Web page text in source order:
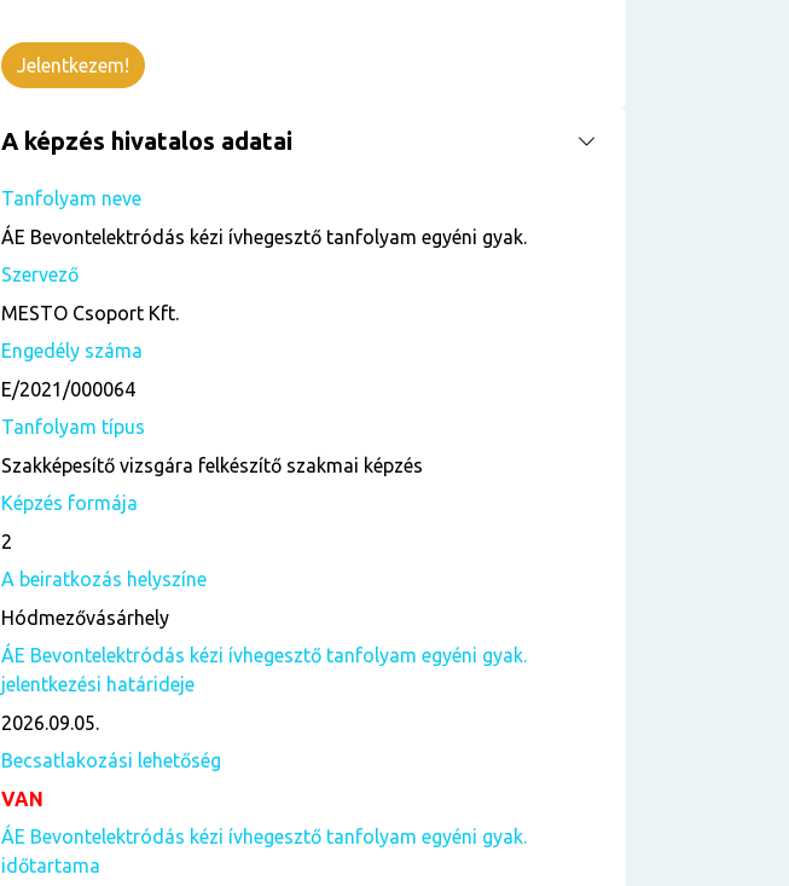
Jelentkezem!
A képzés hivatalos adatai
Tanfolyam neve
ÁE Bevontelektródás kézi ívhegesztő tanfolyam egyéni gyak.
Szervező
MESTO Csoport Kft.
Engedély száma
E/2021/000064
Tanfolyam típus
Szakképesítő vizsgára felkészítő szakmai képzés
Képzés formája
2
A beiratkozás helyszíne
Hódmezővásárhely
ÁE Bevontelektródás kézi ívhegesztő tanfolyam egyéni gyak.
jelentkezési határideje
2026.09.05.
Becsatlakozási lehetőség
VAN
ÁE Bevontelektródás kézi ívhegesztő tanfolyam egyéni gyak.
időtartama